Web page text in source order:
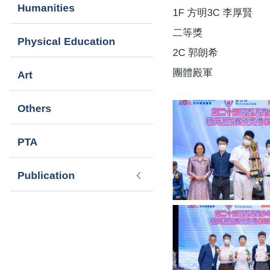
1F 方明3C 李厚賢
二等獎
2C 郭朗希
團體殿軍
Humanities
Physical Education
Art
Others
PTA
Publication